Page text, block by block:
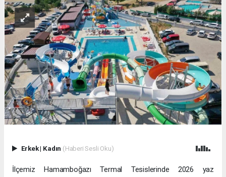
Erkek| Kadın (Haberi Sesli Oku)
İlçemiz Hamamboğazı Termal Tesislerinde 2026 yaz